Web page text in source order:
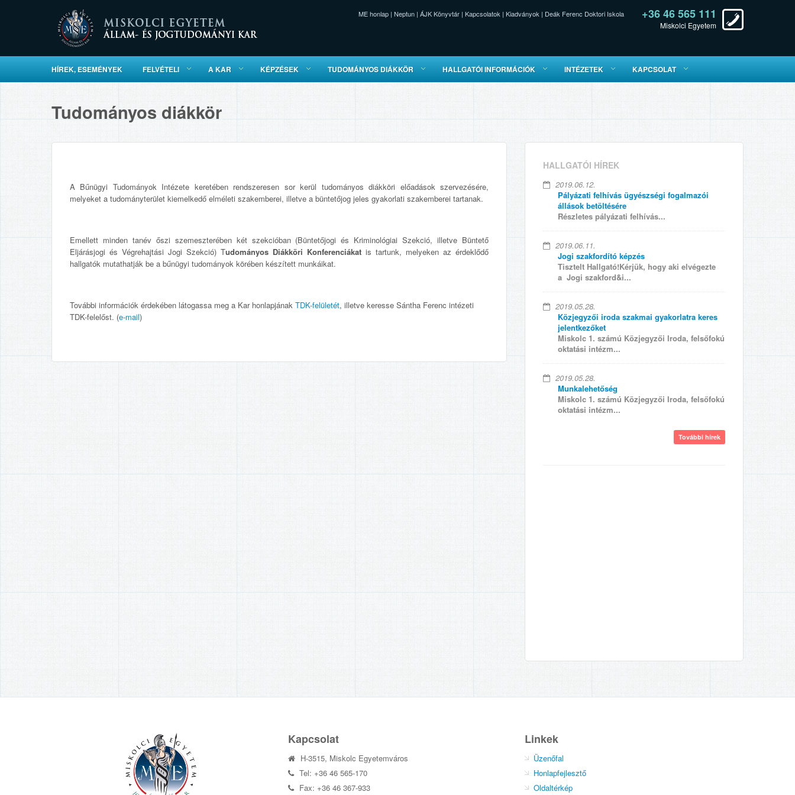
+36 46 565 111
Miskolci Egyetem
ME honlap | Neptun | ÁJK Könyvtár | Kapcsolatok | Kiadványok | Deák Ferenc Doktori Iskola
HÍREK, ESEMÉNYEK FELVÉTELI A KAR KÉPZÉSEK TUDOMÁNYOS DIÁKKÖR HALLGATÓI INFORMÁCIÓK INTÉZETEK KAPCSOLAT
Tudományos diákkör
A Bűnügyi Tudományok Intézete keretében rendszeresen sor kerül tudományos diákköri előadások szervezésére,
melyeket a tudományterület kiemelkedő elméleti szakemberei, illetve a büntetőjog jeles gyakorlati szakemberei tartanak.
Emellett minden tanév őszi szemeszterében két szekcióban (Büntetőjogi és Kriminológiai Szekció, illetve Büntető
Eljárásjogi és Végrehajtási Jogi Szekció) Tudományos Diákköri Konferenciákat is tartunk, melyeken az érdeklődő
hallgatók mutathatják be a bűnügyi tudományok körében készített munkáikat.
További információk érdekében látogassa meg a Kar honlapjának TDK-felületét, illetve keresse Sántha Ferenc intézeti
TDK-felelőst. (e-mail)
HALLGATÓI HÍREK
2019.06.12.
Pályázati felhívás ügyészségi fogalmazói
állások betöltésére
Részletes pályázati felhívás...
2019.06.11.
Jogi szakfordító képzés
Tisztelt Hallgató!Kérjük, hogy aki elvégezte
a Jogi szakford&i...
2019.05.28.
Közjegyzői iroda szakmai gyakorlatra keres
jelentkezőket
Miskolc 1. számú Közjegyzői Iroda, felsőfokú
oktatási intézm...
2019.05.28.
Munkalehetőség
Miskolc 1. számú Közjegyzői Iroda, felsőfokú
oktatási intézm...
További hírek
Kapcsolat
H-3515, Miskolc Egyetemváros
Tel: +36 46 565-170
Fax: +36 46 367-933
Linkek
Üzenőfal
Honlapfejlesztő
Oldaltérkép